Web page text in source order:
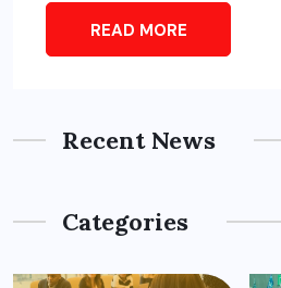
READ MORE
Recent News
Categories